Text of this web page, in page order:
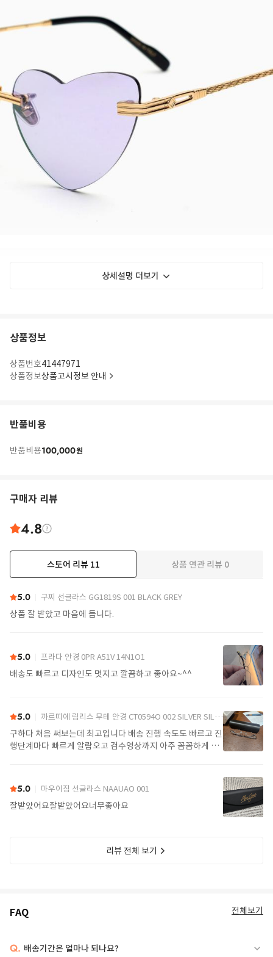
상세설명 더보기
상품정보
상품번호41447971
상품정보상품고시정보 안내
반품비용
반품비용100,000원
구매자 리뷰
4.8
스토어 리뷰 11 상품 연관 리뷰 0
5.0 구찌 선글라스 GG1819S 001 BLACK GREY
상품 잘 받았고 마음에 듭니다.
5.0 프라다 안경 0PR A51V 14N1O1
배송도 빠르고 디자인도 멋지고 깔끔하고 좋아요~^^
5.0 까르띠에 림리스 무테 안경 CT0594O 002 SILVER SILVER TRANSPARENT
구하다 처음 써보는데 최고입니다 배송 진행 속도도 빠르고 진
행단계마다 빠르게 알람오고 검수영상까지 아주 꼼꼼하게 찍
5.0 마우이짐 선글라스 NAAUAO 001
잘받았어요잘받았어요너무좋아요
리뷰 전체 보기
FAQ 전체보기
Q. 배송기간은 얼마나 되나요?